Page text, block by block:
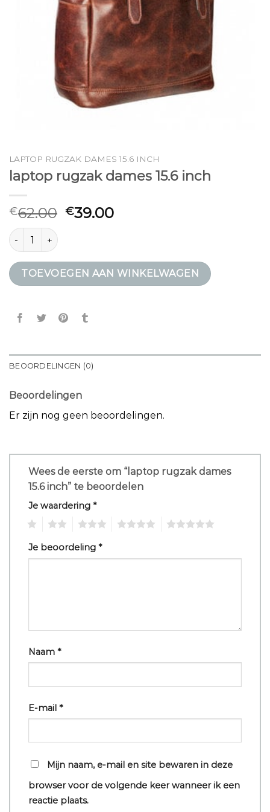
LAPTOP RUGZAK DAMES 15.6 INCH
laptop rugzak dames 15.6 inch
€62.00 €39.00
laptop rugzak dames 15.6 inch aantal
TOEVOEGEN AAN WINKELWAGEN
BEOORDELINGEN (0)
Beoordelingen
Er zijn nog geen beoordelingen.
Wees de eerste om “laptop rugzak dames
15.6 inch” te beoordelen
Je waardering *
Je beoordeling *
Naam *
E-mail *
Mijn naam, e-mail en site bewaren in deze
browser voor de volgende keer wanneer ik een
reactie plaats.